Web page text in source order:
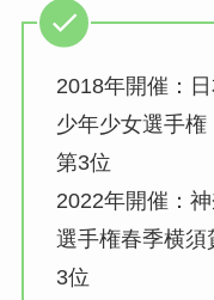
2018年開催：
少年少女選手
第3位
2022年開催：
選手権春季横
3位